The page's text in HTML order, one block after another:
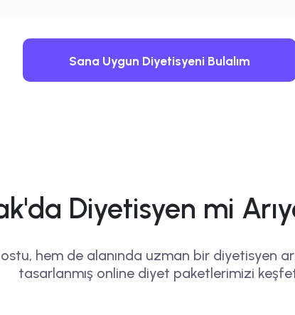
Sana Uygun Diyetisyeni Bulalım
Diyetisyen mi
hem de alanında uzman bir diyetisyen
tasarlanmış online diyet paketlerimizi